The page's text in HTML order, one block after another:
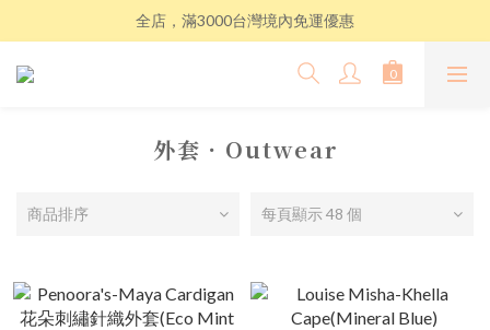
全店，滿3000台灣境內免運優惠
外套．Outwear
商品排序 每頁顯示 48 個